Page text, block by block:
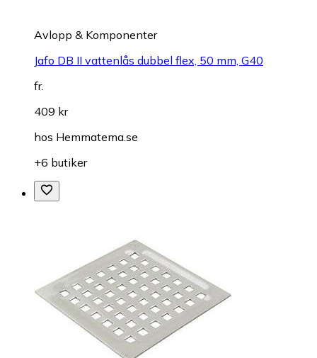
Avlopp & Komponenter
Jafo DB II vattenlås dubbel flex, 50 mm, G40
fr.
409 kr
hos Hemmatema.se
+6 butiker